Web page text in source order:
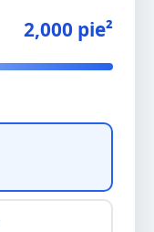
2,000 pie²